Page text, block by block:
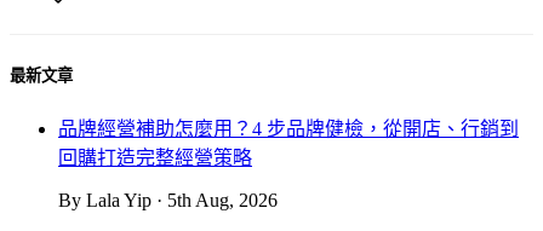
最新文章
品牌經營補助怎麼用？4 步品牌健檢，從開店、行銷到
回購打造完整經營策略
By Lala Yip · 5th Aug, 2026